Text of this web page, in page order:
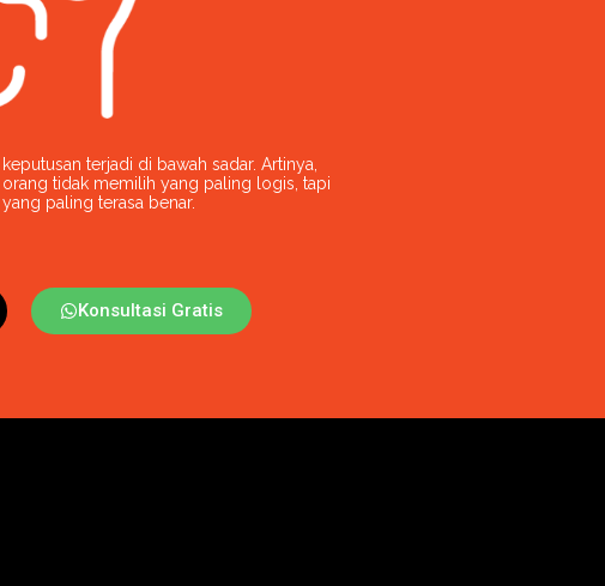
keputusan terjadi di bawah sadar. Artinya,
orang tidak memilih yang paling logis, tapi
yang paling terasa benar.
Konsultasi Gratis